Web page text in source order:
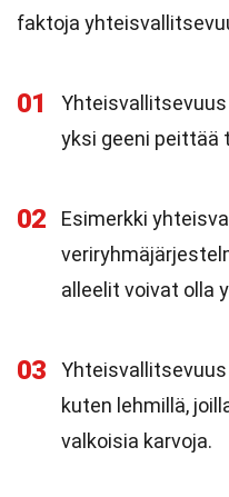
faktoja
01
yksi geeni peittää
02
Esimerkki
alleelit voivat olla
03
kuten lehmillä,
valkoisia karvoja.